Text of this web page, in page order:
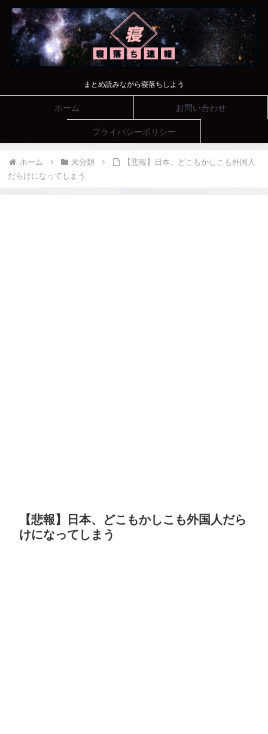
まとめ読みながら寝落ちしよう
ホーム お問い合わせ
プライバシーポリシー
ホーム 未分類
【悲報】日本、どこもかしこも外国人
だらけになってしまう
【悲報】日本、どこもかしこも外国人だら
けになってしまう